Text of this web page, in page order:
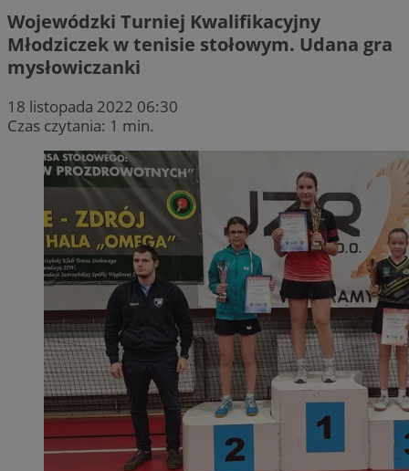
Wojewódzki Turniej Kwalifikacyjny
Młodziczek w tenisie stołowym. Udana gra
mysłowiczanki
18 listopada 2022 06:30
Czas czytania: 1 min.